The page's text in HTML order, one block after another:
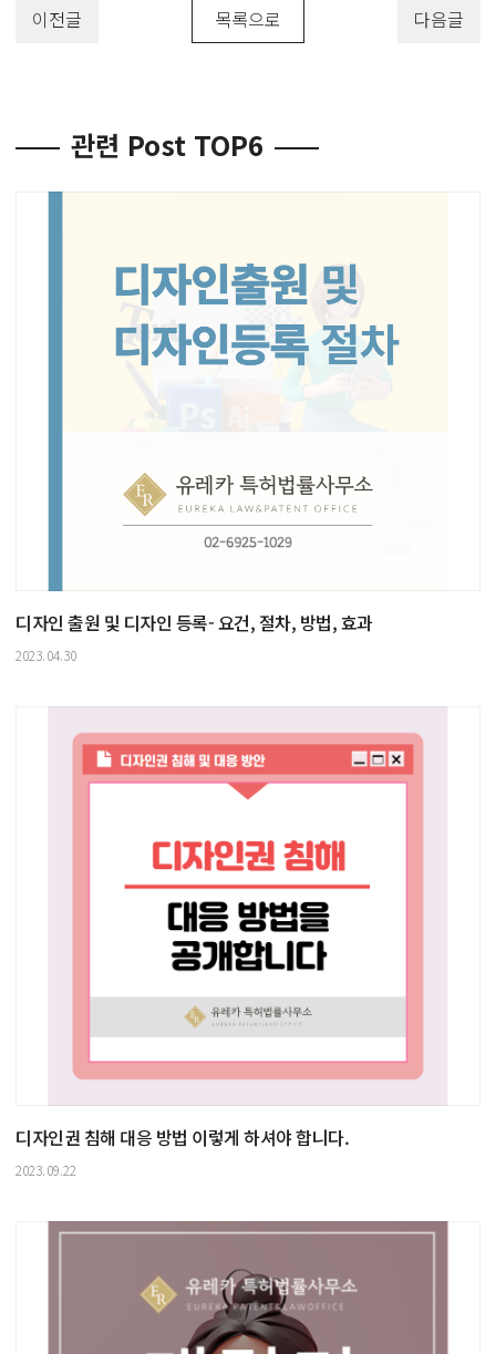
이전글 목록으로 다음글
관련 Post TOP6
디자인 출원 및 디자인 등록- 요건, 절차, 방법, 효과
2023.04.30
디자인권 침해 대응 방법 이렇게 하셔야 합니다.
2023.09.22